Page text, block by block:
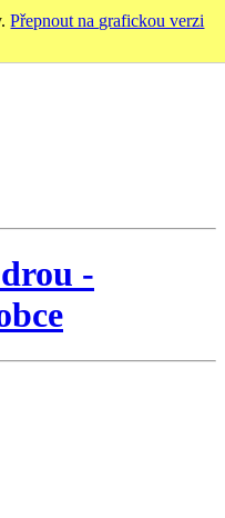
Přepnout na grafickou verzi
-